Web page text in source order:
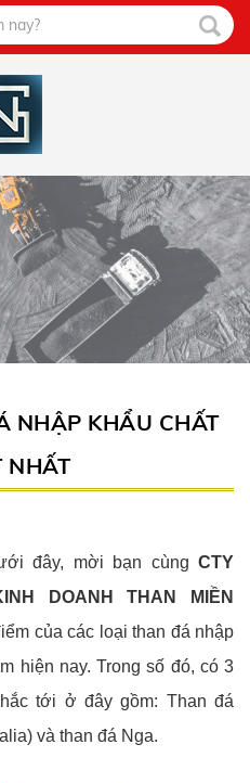
NHẬP KHẨU CHẤT
NHẤT
đây, mời bạn cùng CTY
DOANH THAN MIỀN
của các loại than đá nhập
hiện nay. Trong số đó, có 3
tới ở đây gồm: Than đá
và than đá Nga.